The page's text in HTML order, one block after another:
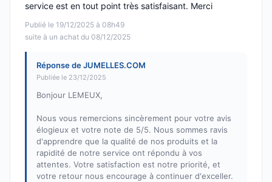
Publié le 19/12/2025 à 08h49
suite à un achat du 08/12/2025
service est en tout point très satisfaisant. Merci
Réponse de JUMELLES.COM
Publiée le 23/12/2025
Bonjour LEMEUX,
Nous vous remercions sincèrement pour votre avis
élogieux et votre note de 5/5. Nous sommes ravis
d'apprendre que la qualité de nos produits et la
rapidité de notre service ont répondu à vos
attentes. Votre satisfaction est notre priorité, et
votre retour nous encourage à continuer d'exceller.